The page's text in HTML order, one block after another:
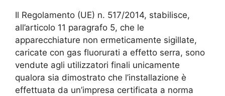
Il Regolamento (UE) n. 517/2014, stabilisce,
all’articolo 11 paragrafo 5, che le
apparecchiature non ermeticamente sigillate,
caricate con gas fluorurati a effetto serra, sono
vendute agli utilizzatori finali unicamente
qualora sia dimostrato che l’installazione è
effettuata da un’impresa certificata a norma